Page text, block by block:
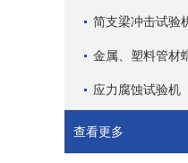
简支梁冲击试验
金属、塑料管材
应力腐蚀试验机
查看更多